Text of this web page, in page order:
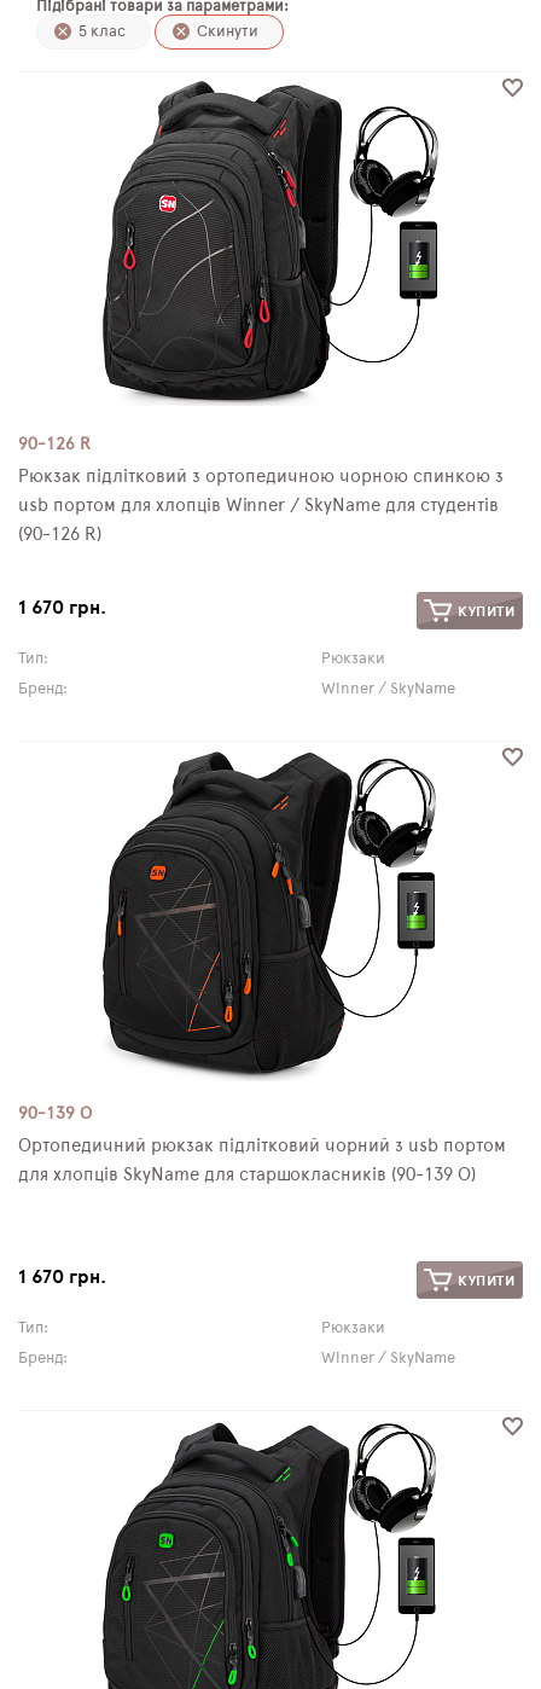
ПЛЯШКИ ДЛЯ ВОДИ
SCHOOL STANDARD
РОЗПРОДАЖ
Підібрані товари за параметрами:
5 клас
Скинути
90-126 R
Рюкзак підлітковий з ортопедичною чорною спинкою з
usb портом для хлопців Winner / SkyName для студентів
(90-126 R)
1 670 грн. КУПИТИ
Тип:
Рюкзаки
Бренд:
Winner / SkyName
90-139 О
Ортопедичний рюкзак підлітковий чорний з usb портом
для хлопців SkyName для старшокласників (90-139 О)
1 670 грн. КУПИТИ
Тип:
Рюкзаки
Бренд:
Winner / SkyName